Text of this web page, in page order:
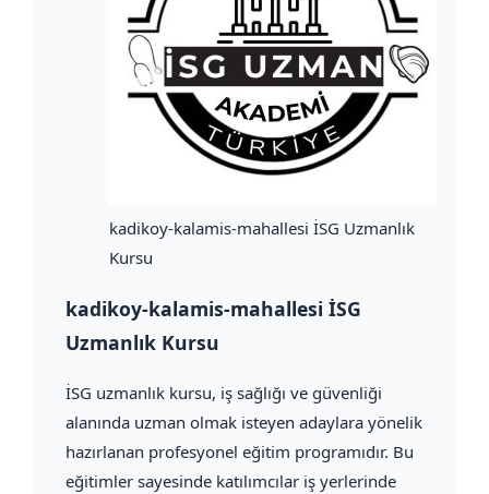
kadikoy-kalamis-mahallesi İSG Uzmanlık
Kursu
kadikoy-kalamis-mahallesi İSG
Uzmanlık Kursu
İSG uzmanlık kursu, iş sağlığı ve güvenliği
alanında uzman olmak isteyen adaylara yönelik
hazırlanan profesyonel eğitim programıdır. Bu
eğitimler sayesinde katılımcılar iş yerlerinde